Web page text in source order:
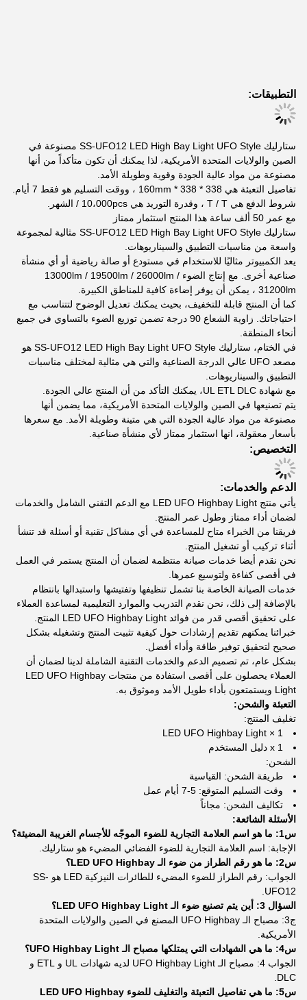
التطبيقات:
ستارليك SS-UFO12 LED High Bay Light UFO Style مصنوعة في
الصين والولايات المتحدة الأمريكية، لذا يمكنك أن تكون متأكداً من أنها
مصنوعة من مواد عالية الجودة وقوية وطويلة الأمد.
تفاصيل التعبئة هي 338 * 338 * 160mm ، ووقت التسليم هو فقط 7 أيام.
شروط الدفع هي T / T ، وقدرة التوريد هي 10،000pcs / الشهر.
مع عمر 50 ألف ساعة هذا المنتج استثمار ممتاز
ستارليك SS-UFO12 LED High Bay Light UFO Style مثالية لمجموعة
واسعة من مناسبات التطبيق والسيناريوهات.
يعد الكمبيوتر مثاليًا للاستخدام في مستودع أو صالة رياضية أو أي منشأة
صناعية أخرى. مع إنتاج الضوء 13000lm / 19500lm / 26000lm /
31200lm ، يمكن أن يوفر إضاءة كافية للمناطق الكبيرة.
كما أن المنتج قابلة للتخفيف، بحيث يمكنك تعديل الوضوح لتتناسب مع
احتياجاتك. زاوية الشعاع 90 درجة تضمن توزيع الضوء بالتساوي في جميع
أنحاء المنطقة.
في الختام، ستارليك SS-UFO12 LED High Bay Light UFO Style هو
مصعد UFO عالي الدرجة الصناعية والتي هي مثالية لمختلف مناسبات
التطبيق والسيناريوهات.
مع شهادة UL ETL DLC، يمكنك التأكد من أن المنتج عالي الجودة.
يتم تصنيعها في الصين والولايات المتحدة الأمريكية، مما يضمن أنها
مصنوعة من مواد عالية الجودة التي هي متينة وطويلة الأمد. مع سعرها
بأسعار معقولة، انها استثمار ممتاز لأي منشأة صناعية.
التخصيص:
الدعم والخدمات:
يأتي منتج LED UFO Highbay Light مع الدعم التقني الشامل والخدمات
لضمان أداء ممتاز وطول عمر المنتج.
فريقنا من الخبراء متاح للمساعدة في أي مشاكل تقنية أو أسئلة قد تنشأ
أثناء تركيب أو تشغيل المنتج.
نحن نقدم أيضا خدمات صيانة منتظمة لضمان أن المنتج يستمر في العمل
في أقصى كفاءة ولتوسيع عمرها.
خدمات الصيانة الخاصة بنا تشمل تنظيفها وتفتيشها واستبدالها بانتظام
بالإضافة إلى ذلك، نحن نقدم التدريب والموارد التعليمية لمساعدة العملاء
على تحقيق أقصى قدر من فوائد LED UFO Highbay Light المنتج.
خبرائنا يمكنهم تقديم إرشادات حول كيفية تثبيت المنتج وتشغيله بشكل
صحيح لتحقيق توفير طاقة وأداء أفضل.
بشكل عام، تم تصميم الدعم والخدمات التقنية الشاملة لدينا لضمان أن
العملاء يحصلون على أقصى استفادة من منتجات LED UFO Highbay
Light ويستمتعون بأداء طويل الأمد وموثوق به.
التعبئة والشحن:
تغليف المنتج:
1 × LED UFO Highbay Light
1 x دليل المستخدم
الشحن:
طريقة الشحن: القياسية
وقت التسليم المتوقع: 5-7 أيام عمل
تكاليف الشحن: مجاناً
الأسئلة الشائعة:
س1: ما هو اسم العلامة التجارية للضوء الموجّه للأجسام الغريبة المضيئة؟
الإجابة: اسم العلامة التجارية للضوء الفضائي المضيء هو ستارليك.
س2: ما هو رقم الطراز من ضوء الـ LED UFO Highbay؟
الجواب: رقم الطراز للضوء المضيء للطائرات النيزكية LED هو SS-
UFO12.
السؤال 3: أين يتم تصنيع ضوء الـ LED UFO Highbay Light؟
ج3: مصباح الـ UFO Highbay المصنع في الصين والولايات المتحدة
الأمريكية.
س4: ما هي الشهادات التي يمتلكها مصباح الـ UFO Highbay Light؟
الجواب 4: مصباح الـ UFO Highbay Light لديه شهادات UL و ETL و
DLC.
س5: ما هي تفاصيل التعبئة والتغليف للضوء LED UFO Highbay